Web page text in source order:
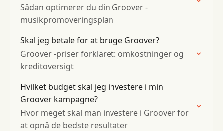
Sådan optimerer du din Groover -
musikpromoveringsplan
Skal jeg betale for at bruge Groover?
Groover -priser forklaret: omkostninger og
kreditoversigt
Hvilket budget skal jeg investere i min
Groover kampagne?
Hvor meget skal man investere i Groover for
at opnå de bedste resultater